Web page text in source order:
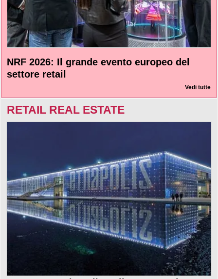
NRF 2026: Il grande evento europeo del
settore retail
Vedi tutte
RETAIL REAL ESTATE